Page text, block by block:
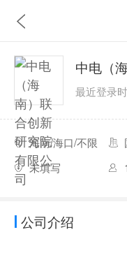
最近登录
海南/海口/不限
未填写
公司介绍